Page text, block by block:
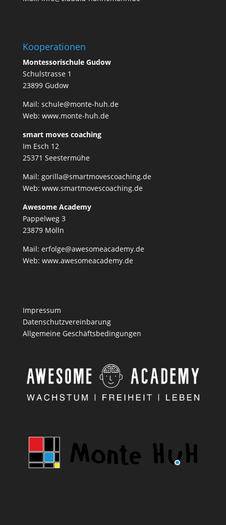
Kooperationen
Montessorischule Gudow
Schulstrasse 1
23899 Gudow
Mail: schule@monte-huh.de
Web: www.monte-huh.de
smart moves coaching
Im Esch 12
25371 Seestermühe
Mail: gorilla@smartmovescoaching.de
Web: www.smartmovescoaching.de
Awesome Academy
Pappelweg 3
23879 Mölln
Mail: erfolge@awesomeacademy.de
Web: www.awesomeacademy.de
Impressum
Datenschutzvereinbarung
Allgemeine Geschäftsbedingungen